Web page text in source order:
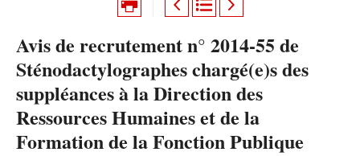
Avis de recrutement n° 2014-55 de
Sténodactylographes chargé(e)s des
suppléances à la Direction des
Ressources Humaines et de la
Formation de la Fonction Publique